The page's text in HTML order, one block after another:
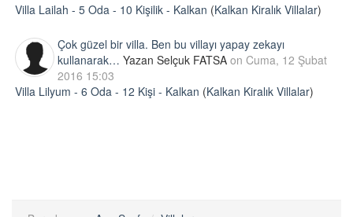
Villa Lailah - 5 Oda - 10 Kişilik - Kalkan (Kalkan Kiralık Villalar)
Çok güzel bir villa. Ben bu villayı yapay zekayı
kullanarak… Yazan Selçuk FATSA on Cuma, 12 Şubat
2016 15:03
Villa Lilyum - 6 Oda - 12 Kişi - Kalkan (Kalkan Kiralık Villalar)